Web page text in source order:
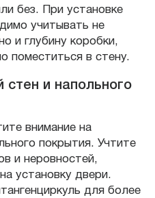
без. При установке
учитывать не
и глубину коробки,
поместиться в стену.
стен и напольного
внимание на
покрытия. Учтите
и неровностей,
установку двери.
для более